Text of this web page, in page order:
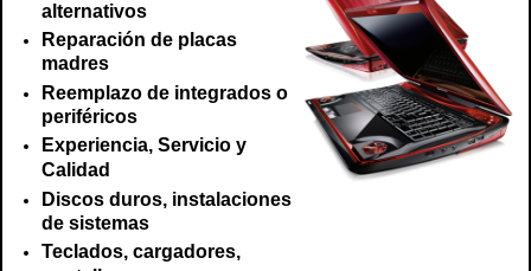
alternativos
Reparación de placas
madres
Reemplazo de integrados o
periféricos
Experiencia, Servicio y
Calidad
Discos duros, instalaciones
de sistemas
Teclados, cargadores,